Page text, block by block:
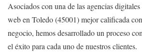
Asociados con una de las agencias
web en Toledo (45001) mejor calificada
negocio, hemos desarrollado un proceso
el éxito para cada uno de nuestros clientes.